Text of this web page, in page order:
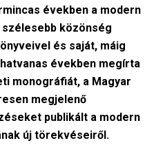
években a modern
közönség
és saját, máig
években megírta
monográfiát, a Magyar
megjelenő
publikált a modern
új törekvéseiről.